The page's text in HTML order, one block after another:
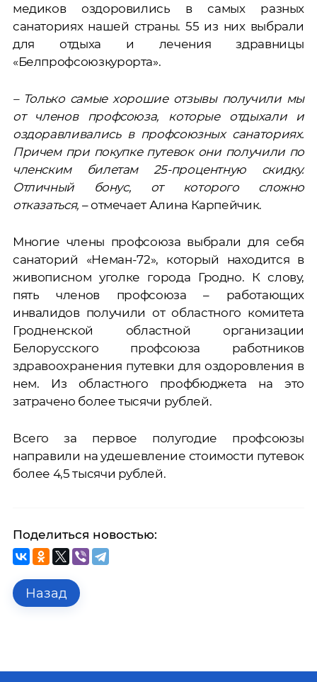
медиков оздоровились в самых разных
санаториях нашей страны. 55 из них выбрали
для отдыха и лечения здравницы
«Белпрофсоюзкурорта».
– Только самые хорошие отзывы получили мы
от членов профсоюза, которые отдыхали и
оздоравливались в профсоюзных санаториях.
Причем при покупке путевок они получили по
членским билетам 25-процентную скидку.
Отличный бонус, от которого сложно
отказаться, – отмечает Алина Карпейчик.
Многие члены профсоюза выбрали для себя
санаторий «Неман-72», который находится в
живописном уголке города Гродно. К слову,
пять членов профсоюза – работающих
инвалидов получили от областного комитета
Гродненской областной организации
Белорусского профсоюза работников
здравоохранения путевки для оздоровления в
нем. Из областного профбюджета на это
затрачено более тысячи рублей.
Всего за первое полугодие профсоюзы
направили на удешевление стоимости путевок
более 4,5 тысячи рублей.
Поделиться новостью:
Назад